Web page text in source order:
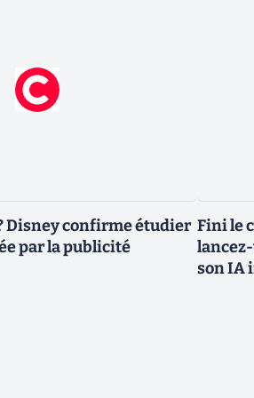
Disney confirme étudier
par la publicité
Fini le
lancez-
son IA